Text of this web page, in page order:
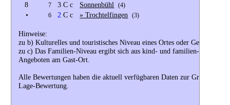
8 7 3 C c Sonnenbühl (4)
• 6 2 C c » Trochtelfingen (3)
Hinweise:
zu b) Kulturelles und touristisches Niveau eines Ortes oder Gebiets.
zu c) Das Familien-Niveau ergibt sich aus kind- und familien-
Angeboten am Gast-Ort.
Alle Bewertungen haben die aktuell verfügbaren Daten zur Grundlage.
Lage-Bewertung.